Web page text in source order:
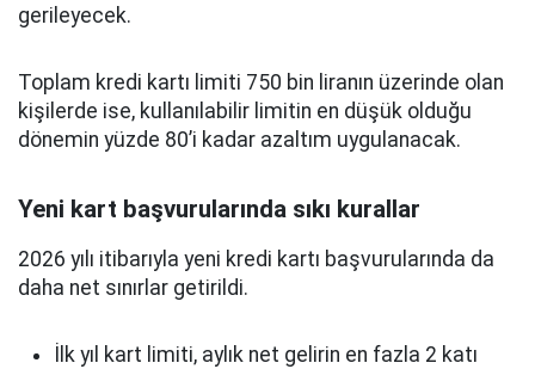
gerileyecek.
Toplam kredi kartı limiti 750 bin liranın üzerinde olan
kişilerde ise, kullanılabilir limitin en düşük olduğu
dönemin yüzde 80’i kadar azaltım uygulanacak.
Yeni kart başvurularında sıkı kurallar
2026 yılı itibarıyla yeni kredi kartı başvurularında da
daha net sınırlar getirildi.
İlk yıl kart limiti, aylık net gelirin en fazla 2 katı